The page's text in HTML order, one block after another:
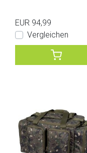
EUR 94,99
Vergleichen